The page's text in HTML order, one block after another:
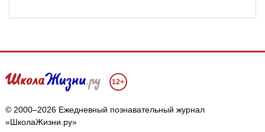
12+
© 2000–2026 Ежедневный познавательный журнал
«ШколаЖизни.ру»